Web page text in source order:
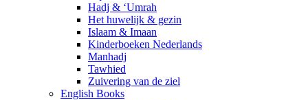
Hadj & ‘Umrah
Het huwelijk & gezin
Islaam & Imaan
Kinderboeken Nederlands
Manhadj
Tawhied
Zuivering van de ziel
English Books